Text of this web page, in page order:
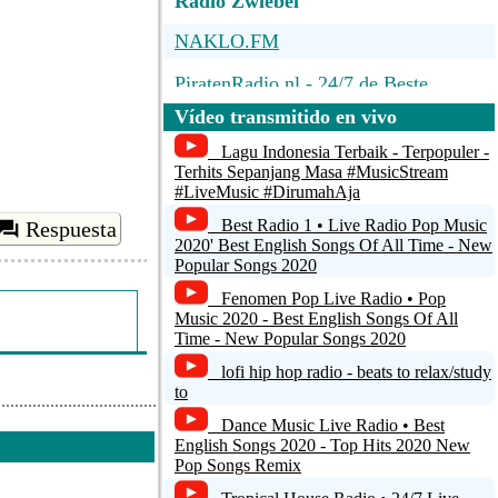
Respuesta
NAKLO.FM
PiratenRadio.nl - 24/7 de Beste
PiratenHits vanuit Twente
Radio Zavicaj Plus Godacica -
Kraljevo
FG RADIO
RADIO VIVELLART
Vídeo transmitido en vivo
Lagu Indonesia Terbaik - Terpopuler -
Terhits Sepanjang Masa #MusicStream
#LiveMusic #DirumahAja
Best Radio 1 • Live Radio Pop Music
2020' Best English Songs Of All Time - New
Popular Songs 2020
Fenomen Pop Live Radio • Pop
Music 2020 - Best English Songs Of All
Time - New Popular Songs 2020
lofi hip hop radio - beats to relax/study
to
Dance Music Live Radio • Best
English Songs 2020 - Top Hits 2020 New
Pop Songs Remix